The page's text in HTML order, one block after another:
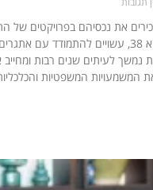
את נכסיהם בפרויקטים של
פינוי-בינוי או תמ"א 38, עשויים להתמודד
נמשך לעיתים שנים רבות ומחייב
המשמעויות המשפטיות